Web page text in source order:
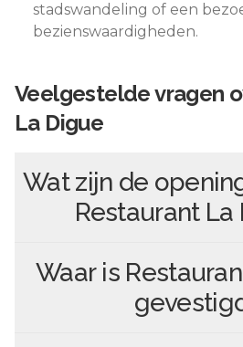
stadswandeling of een
bezienswaardigheden.
Veelgestelde vragen
La Digue
Wat zijn de
Restaurant La
Waar is